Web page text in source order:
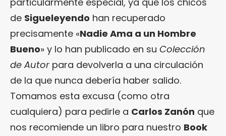
de Sigueleyendo han recuperado
precisamente «Nadie Ama a un Hombre
Bueno» y lo han publicado en su Colección
de Autor para devolverla a una circulación
de la que nunca debería haber salido.
Tomamos esta excusa (como otra
cualquiera) para pedirle a Carlos Zanón que
nos recomiende un libro para nuestro Book